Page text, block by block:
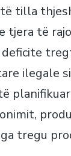
tilla
tjera të
ilegale
tregu